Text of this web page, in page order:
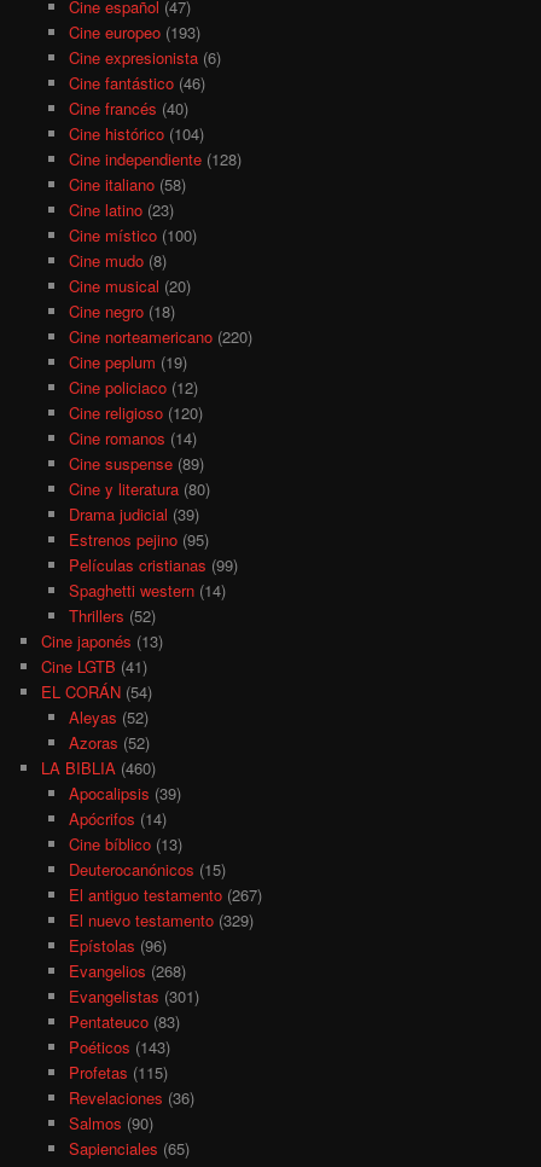
Cine español (47)
Cine europeo(193)
Cine expresionista(6)
Cine fantástico(46)
Cine francés (40)
Cine histórico(104)
Cine independiente(128)
Cine italiano(58)
Cine latino(23)
Cine místico(100)
Cine mudo(8)
Cine musical (20)
Cine negro(18)
Cine norteamericano(220)
Cine peplum (19)
Cine policiaco(12)
Cine religioso(120)
Cine romanos (14)
Cine suspense(89)
Cine y literatura(80)
Drama judicial (39)
Estrenos pejino(95)
Películas cristianas (99)
Spaghetti western(14)
Thrillers (52)
Cine japonés (13)
Cine LGTB (41)
EL CORÁN (54)
Aleyas (52)
Azoras (52)
LA BIBLIA (460)
Apocalipsis (39)
Apócrifos (14)
Cine bíblico(13)
Deuterocanónicos (15)
El antiguo testamento(267)
El nuevo testamento(329)
Epístolas (96)
Evangelios (268)
Evangelistas (301)
Pentateuco(83)
Poéticos (143)
Profetas (115)
Revelaciones (36)
Salmos (90)
Sapienciales (65)